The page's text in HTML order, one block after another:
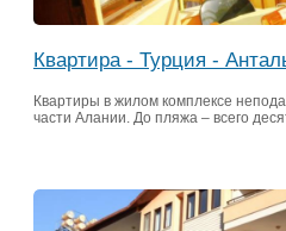
Квартира - Турция -
Квартиры в жилом комплексе
части Алании. До пляжа – всего